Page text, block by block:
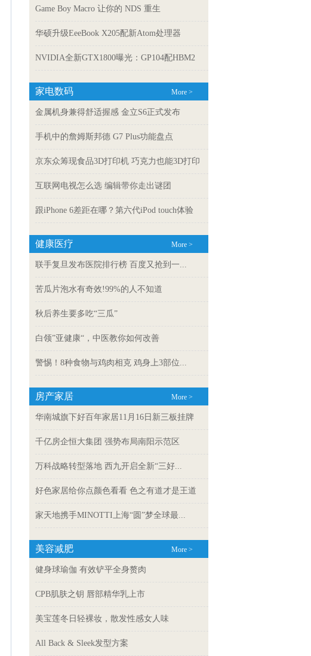
Game Boy Macro 让你的 NDS 重生
华硕升级EeeBook X205配新Atom处理器
NVIDIA全新GTX1800曝光：GP104配HBM2
家电数码 More >
金属机身兼得舒适握感 金立S6正式发布
手机中的詹姆斯邦德 G7 Plus功能盘点
京东众筹现食品3D打印机 巧克力也能3D打印
互联网电视怎么选 编辑带你走出谜团
跟iPhone 6差距在哪？第六代iPod touch体验
健康医疗 More >
联手复旦发布医院排行榜 百度又抢到一...
苦瓜片泡水有奇效!99%的人不知道
秋后养生要多吃“三瓜”
白领”亚健康“，中医教你如何改善
警惕！8种食物与鸡肉相克 鸡身上3部位...
房产家居 More >
华南城旗下好百年家居11月16日新三板挂牌
千亿房企恒大集团 强势布局南阳示范区
万科战略转型落地 西九开启全新“三好...
好色家居给你点颜色看看 色之有道才是王道
家天地携手MINOTTI上海“圆”梦全球最...
美容减肥 More >
健身球瑜伽 有效铲平全身赘肉
CPB肌肤之钥 唇部精华乳上市
美宝莲冬日轻裸妆，散发性感女人味
All Back & Sleek发型方案